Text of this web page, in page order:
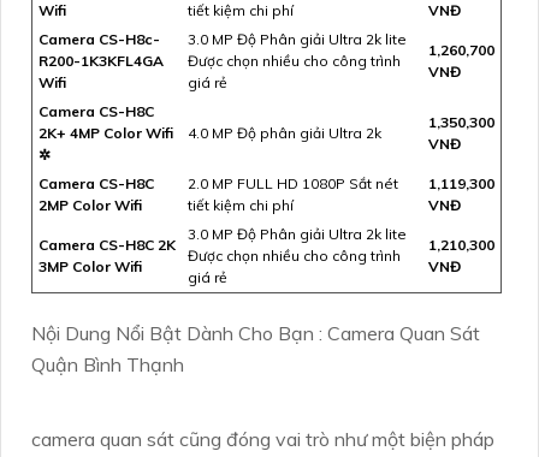
Wifi
tiết kiệm chi phí
VNĐ
Camera CS-H8c-
R200-1K3KFL4GA
Wifi
3.0 MP Độ Phân giải Ultra 2k lite
Được chọn nhiều cho công trình
giá rẻ
1,260,700
VNĐ
Camera CS-H8C
2K+ 4MP Color Wifi
✲
4.0 MP Độ phân giải Ultra 2k
1,350,300
VNĐ
Camera CS-H8C
2MP Color Wifi
2.0 MP FULL HD 1080P Sắt nét
tiết kiệm chi phí
1,119,300
VNĐ
Camera CS-H8C 2K
3MP Color Wifi
3.0 MP Độ Phân giải Ultra 2k lite
Được chọn nhiều cho công trình
giá rẻ
1,210,300
VNĐ
Nội Dung Nổi Bật Dành Cho Bạn : Camera Quan Sát
Quận Bình Thạnh
camera quan sát cũng đóng vai trò như một biện pháp